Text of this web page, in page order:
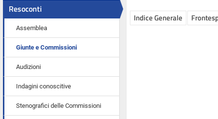
Resoconti
Assemblea
Giunte e Commissioni
Audizioni
Indagini conoscitive
Stenografici delle Commissioni
Indice Generale